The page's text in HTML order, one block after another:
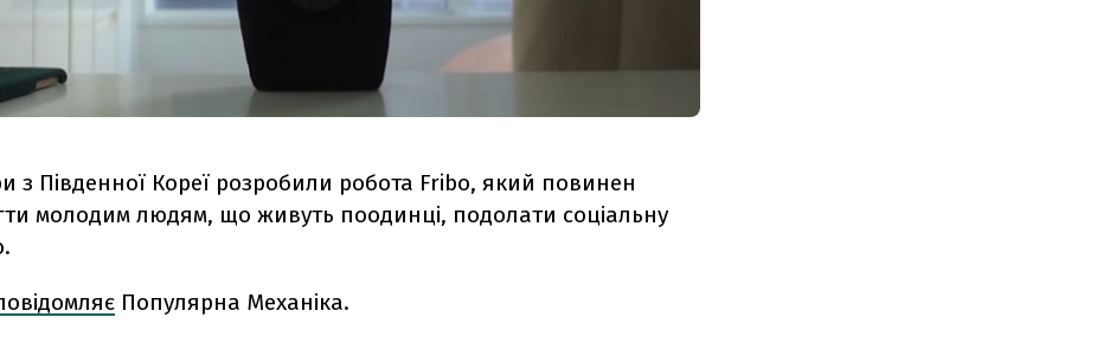
з Південної Кореї розробили робота Fribo, який повинен
молодим людям, що живуть поодинці, подолати соціальну
Популярна Механіка.